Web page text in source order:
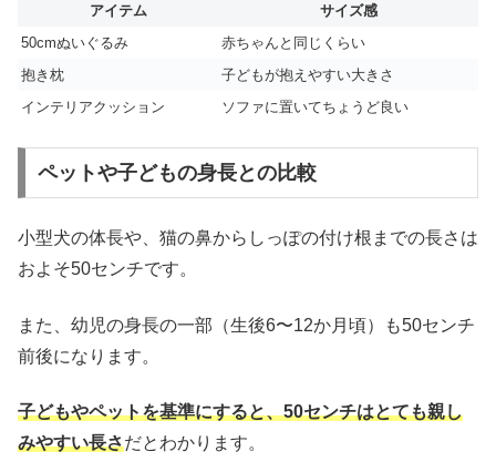
アイテム
サイズ感
50cmぬいぐるみ
赤ちゃんと同じくらい
抱き枕
子どもが抱えやすい大きさ
インテリアクッション
ソファに置いてちょうど良い
ペットや子どもの身長との比較
小型犬の体長や、猫の鼻からしっぽの付け根までの長さは
およそ50センチです。
また、幼児の身長の一部（生後6〜12か月頃）も50センチ
前後になります。
子どもやペットを基準にすると、50センチはとても親し
みやすい長さだとわかります。